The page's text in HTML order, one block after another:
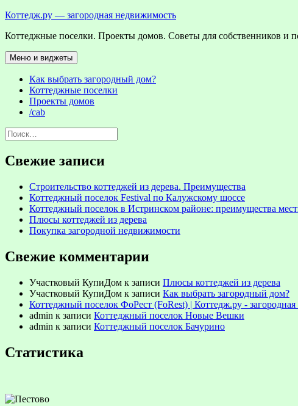
Перейти
содержимому
Коттедж.ру — загородная недвижимость
Коттеджные поселки. Проекты домов. Советы для собственников и
Меню и виджеты
Как выбрать загородный дом?
Коттеджные поселки
Проекты домов
/cab
Найти:
Свежие записи
Строительство коттеджей из дерева. Преимущества
Коттеджный поселок Festival по Калужскому шоссе
Коттеджный поселок в Истринском районе: преимущества
Плюсы коттеджей из дерева
Покупка загородной недвижимости
Свежие комментарии
Участковый КупиДом к записи Плюсы коттеджей из дерева
Участковый КупиДом к записи Как выбрать загородный дом?
Коттеджный поселок ФоРест (FoRest) | Коттедж.ру -
admin к записи Коттеджный поселок Новые Вешки
admin к записи Коттеджный поселок Бачурино
Статистика